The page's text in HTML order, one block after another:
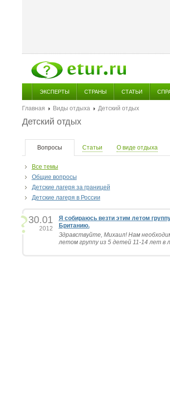
ЭКСПЕРТЫ СТРАНЫ СТАТЬИ
Главная Виды отдыха
Детский отдых
Детский отдых
Вопросы Статьи О виде отдыха
Все темы
Общие вопросы
Детские лагеря за границей
Детские лагеря в России
30.01
2012
Я собираюсь везти этим летом
Британию.
Здравствуйте, Михаил! Нам
летом группу из 5 детей 11-14 лет в